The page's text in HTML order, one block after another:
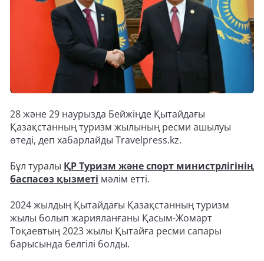
28 және 29 наурызда Бейжіңде Қытайдағы
Қазақстанның туризм жылының ресми ашылуы
өтеді, деп хабарлайды Travelpress.kz.
Бұл туралы ҚР Туризм және спорт министрлігінің
баспасөз қызметі мәлім етті.
2024 жылдың Қытайдағы Қазақстанның туризм
жылы болып жарияланғаны Қасым-Жомарт
Тоқаевтың 2023 жылы Қытайға ресми сапары
барысында белгілі болды.